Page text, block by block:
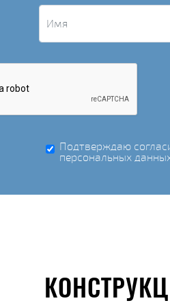
Подтверждаю
персональных